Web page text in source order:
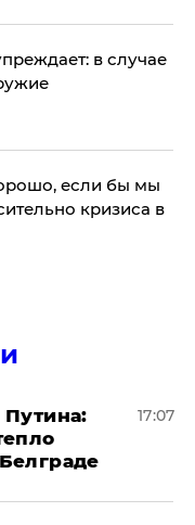
в случае
если бы мы
кризиса в
Путина:
17:07